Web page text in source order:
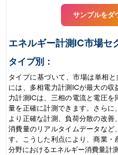
サンプルをダ
エネルギー計測IC市場セ
タイプ別：
タイプに基づいて、市場は単相
には、多相電力計測ICが最大の
力計測ICは、三相の電流と電圧
量を正確に計測できます。さらに
より正確な計測、負荷分散の改
消費量のリアルタイムデータなど
す。こうした利点により、商業
分野におけるエネルギー消費量計